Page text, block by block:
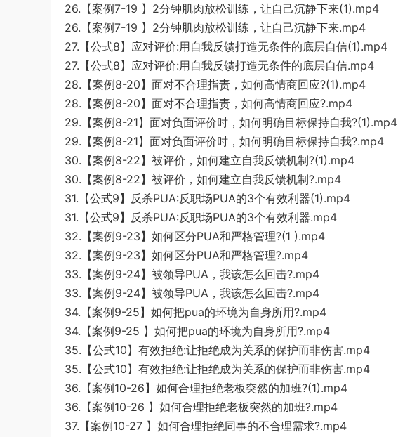
26.【案例7-19 】2分钟肌肉放松训练，让自己沉静下来(1).mp4
26.【案例7-19 】2分钟肌肉放松训练，让自己沉静下来.mp4
27.【公式8】应对评价:用自我反馈打造无条件的底层自信(1).mp4
27.【公式8】应对评价:用自我反馈打造无条件的底层自信.mp4
28.【案例8-20】面对不合理指责，如何高情商回应?(1).mp4
28.【案例8-20】面对不合理指责，如何高情商回应?.mp4
29.【案例8-21】面对负面评价时，如何明确目标保持自我?(1).mp4
29.【案例8-21】面对负面评价时，如何明确目标保持自我?.mp4
30.【案例8-22】被评价，如何建立自我反馈机制?(1).mp4
30.【案例8-22】被评价，如何建立自我反馈机制?.mp4
31.【公式9】反杀PUA:反职场PUA的3个有效利器(1).mp4
31.【公式9】反杀PUA:反职场PUA的3个有效利器.mp4
32.【案例9-23】如何区分PUA和严格管理?(1 ).mp4
32.【案例9-23】如何区分PUA和严格管理?.mp4
33.【案例9-24】被领导PUA，我该怎么回击?.mp4
33.【案例9-24】被领导PUA，我该怎么回击?.mp4
34.【案例9-25】如何把pua的环境为自身所用?.mp4
34.【案例9-25 】如何把pua的环境为自身所用?.mp4
35.【公式10】有效拒绝:让拒绝成为关系的保护而非伤害.mp4
35.【公式10】有效拒绝:让拒绝成为关系的保护而非伤害.mp4
36.【案例10-26】如何合理拒绝老板突然的加班?(1).mp4
36.【案例10-26 】如何合理拒绝老板突然的加班?.mp4
37.【案例10-27 】如何合理拒绝同事的不合理需求?.mp4